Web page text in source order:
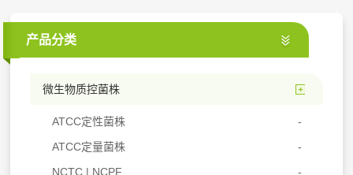
产品分类
微生物质控菌株
ATCC定性菌株
ATCC定量菌株
NCTC | NCPF